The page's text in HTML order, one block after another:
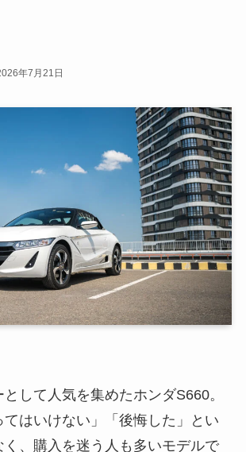
年7月21日
して人気を集めたホンダS660。
てはいけない」「後悔した」とい
く、購入を迷う人も多いモデルで